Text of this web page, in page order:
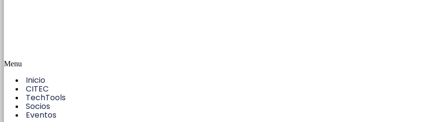
Menu
Inicio
CITEC
TechTools
Socios
Eventos